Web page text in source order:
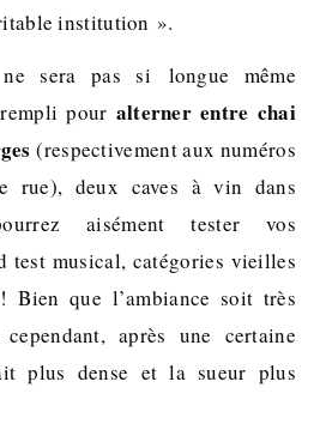
institution ».
sera pas si longue même
pour alterner entre chai
(respectivement aux numéros
rue), deux caves à vin dans
aisément tester vos
test musical, catégories vieilles
Bien que l’ambiance soit très
après une certaine
plus dense et la sueur plus